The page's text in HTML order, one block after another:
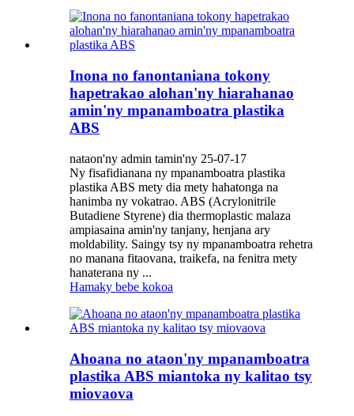
Inona no fanontaniana tokony
hapetrakao alohan'ny hiarahanao
amin'ny mpanamboatra plastika
ABS
nataon'ny admin tamin'ny 25-07-17
Ny fisafidianana ny mpanamboatra plastika
plastika ABS mety dia mety hahatonga na
hanimba ny vokatrao. ABS (Acrylonitrile
Butadiene Styrene) dia thermoplastic malaza
ampiasaina amin'ny tanjany, henjana ary
moldability. Saingy tsy ny mpanamboatra rehetra
no manana fitaovana, traikefa, na fenitra mety
hanaterana ny ...
Hamaky bebe kokoa
Ahoana no ataon'ny mpanamboatra
plastika ABS miantoka ny kalitao tsy
miovaova